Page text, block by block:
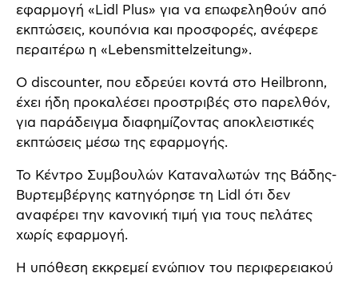
εφαρμογή «Lidl Plus» για να επωφεληθούν από
εκπτώσεις, κουπόνια και προσφορές, ανέφερε
περαιτέρω η «Lebensmittelzeitung».
Ο discounter, που εδρεύει κοντά στο Heilbronn,
έχει ήδη προκαλέσει προστριβές στο παρελθόν,
για παράδειγμα διαφημίζοντας αποκλειστικές
εκπτώσεις μέσω της εφαρμογής.
Το Κέντρο Συμβουλών Καταναλωτών της Βάδης-
Βυρτεμβέργης κατηγόρησε τη Lidl ότι δεν
αναφέρει την κανονική τιμή για τους πελάτες
χωρίς εφαρμογή.
Η υπόθεση εκκρεμεί ενώπιον του περιφερειακού